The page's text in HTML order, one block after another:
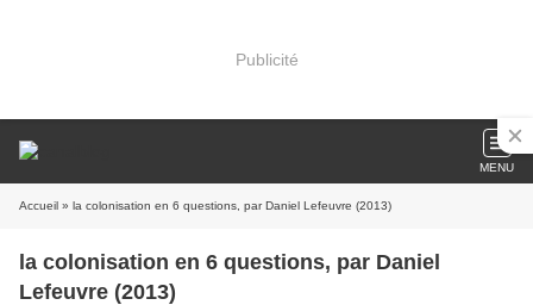
Publicité
MENU
Accueil » la colonisation en 6 questions, par Daniel Lefeuvre (2013)
la colonisation en 6 questions, par Daniel
Lefeuvre (2013)